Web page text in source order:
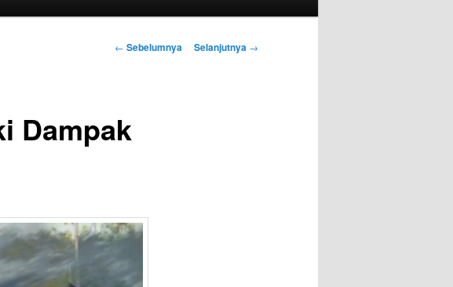
Navigasi
← Sebelumnya Selanjutnya →
Dampak